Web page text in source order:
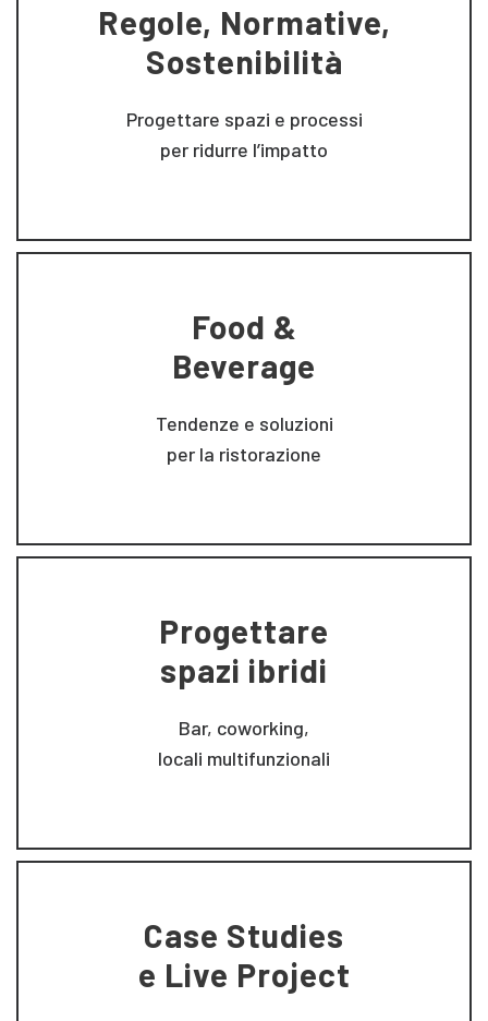
Regole, Normative,
Sostenibilità
Progettare spazi e processi
per ridurre l’impatto
Food &
Beverage
Tendenze e soluzioni
per la ristorazione
Progettare
spazi ibridi
Bar, coworking,
locali multifunzionali
Case Studies
e Live Project